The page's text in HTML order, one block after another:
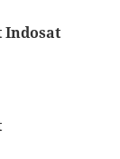
Indosat